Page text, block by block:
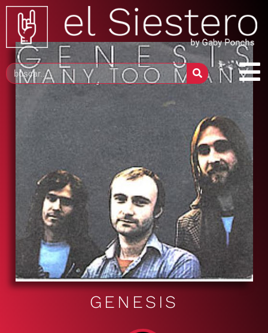
GENESIS